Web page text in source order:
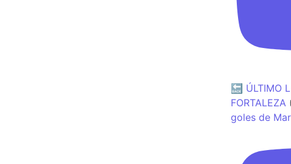
🔙 ÚLTIMO
goles de